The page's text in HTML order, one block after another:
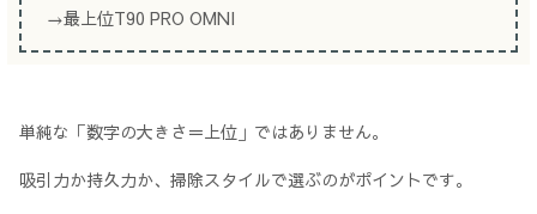
→最上位T90 PRO OMNI
単純な「数字の大きさ＝上位」ではありません。
吸引力か持久力か、掃除スタイルで選ぶのがポイントです。